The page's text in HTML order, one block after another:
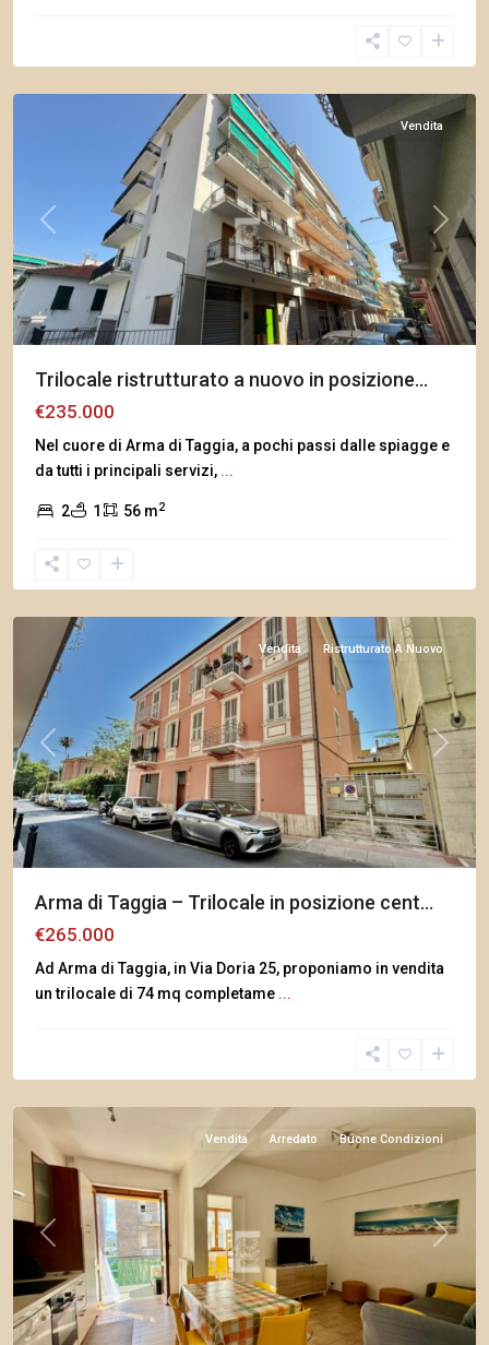
Taggia
Previous Next
Vendita
Trilocale ristrutturato a nuovo in posizione...
€235.000
Nel cuore di Arma di Taggia, a pochi passi dalle spiagge e
da tutti i principali servizi, ...
2 1 56 m2
di
Taggia
Previous Next
Vendita Ristrutturato A Nuovo
Arma di Taggia – Trilocale in posizione cent...
€265.000
Ad Arma di Taggia, in Via Doria 25, proponiamo in vendita
un trilocale di 74 mq completame ...
Taggia
Previous Next
Vendita Arredato Buone Condizioni